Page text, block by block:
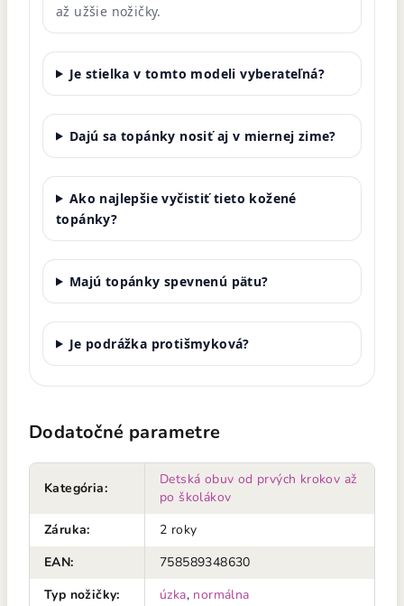
až užšie nožičky.
Je stielka v tomto modeli vyberateľná?
Dajú sa topánky nosiť aj v miernej zime?
Ako najlepšie vyčistiť tieto kožené
topánky?
Majú topánky spevnenú pätu?
Je podrážka protišmyková?
Dodatočné parametre
Kategória:
Detská obuv od prvých krokov až
po školákov
Záruka:
2 roky
EAN:
758589348630
Typ nožičky: úzka, normálna